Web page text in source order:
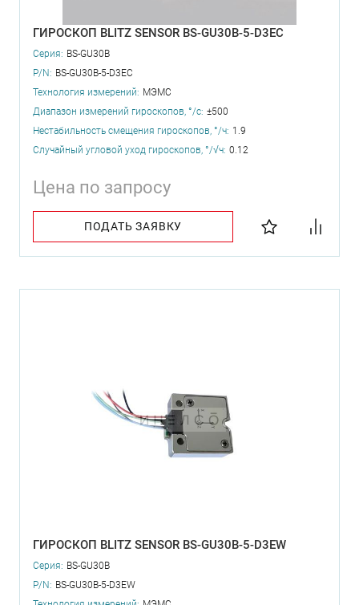
ГИРОСКОП BLITZ SENSOR BS-GU30B-5-D3EC
Серия: BS-GU30B
P/N: BS-GU30B-5-D3EC
Технология измерений: МЭМС
Диапазон измерений гироскопов, °/с: ±500
Нестабильность смещения гироскопов, °/ч: 1.9
Случайный угловой уход гироскопов, °/√ч: 0.12
Цена по запросу
ПОДАТЬ ЗАЯВКУ
ГИРОСКОП BLITZ SENSOR BS-GU30B-5-D3EW
Серия: BS-GU30B
P/N: BS-GU30B-5-D3EW